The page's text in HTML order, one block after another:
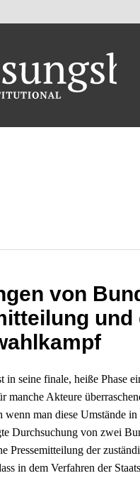
von
und
seine finale, heiße Phase
manche Akteure
man diese Umstände
Durchsuchung von zwei
Pressemitteilung der
in dem Verfahren der